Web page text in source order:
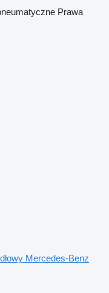
Prawa
Mercedes-Benz